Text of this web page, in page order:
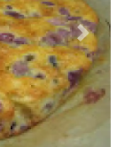
Next